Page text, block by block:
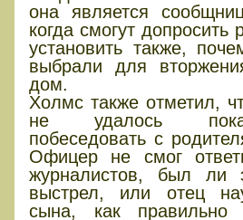
она является
когда смогут допросить
установить также,
выбрали для
дом.
Холмс также отметил,
не удалось
побеседовать с
Офицер не смог
журналистов, был ли
выстрел, или отец
сына, как правильно